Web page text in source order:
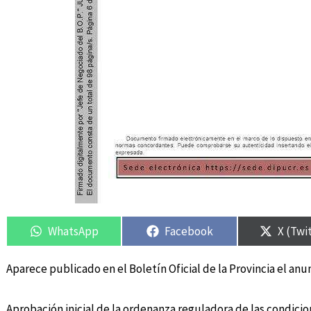
Compartir
en
WhatsApp
en
Facebook
en
X
Aparece publicado en el Boletín Oficial de la Provincia el
Compartir
en en en